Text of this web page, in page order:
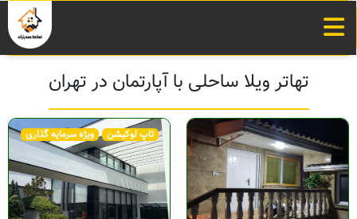
تهاتر ویلا ساحلی با آپارتمان در تهران
تاپ لوکیشن ویژه سرمایه گذاری